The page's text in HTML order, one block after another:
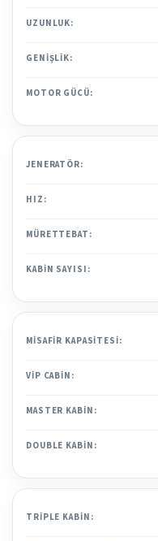
UZUNLUK:
GENIŞLIK:
MOTOR GÜCÜ:
JENERATÖR:
HIZ:
MÜRETTEBAT:
KABIN SAYISI:
MISAFIR KAPASITESI:
VIP CABIN:
MASTER KABIN:
DOUBLE KABIN:
TRIPLE KABIN: